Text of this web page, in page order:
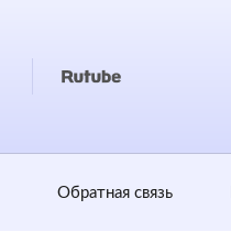
Обратная cвязь